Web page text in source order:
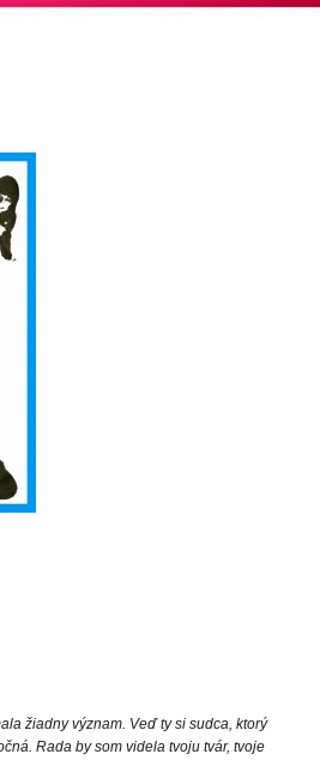
žiadny význam. Veď ty si sudca, ktorý
Rada by som videla tvoju tvár, tvoje